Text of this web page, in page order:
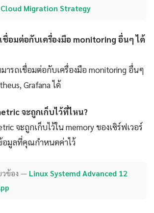
Migration Strategy
ชื่อมต่อกับเครื่องมือ monitoring อื่นๆ ได้
ารถเชื่อมต่อกับเครื่องมือ monitoring อื่นๆ
Grafana ได้
จะถูกเก็บไว้ที่ไหน?
จะถูกเก็บไว้ใน memory ของเซิร์ฟเวอร์
อมูลที่คุณกำหนดค่าไว้
วข้อง — Linux Systemd Advanced 12